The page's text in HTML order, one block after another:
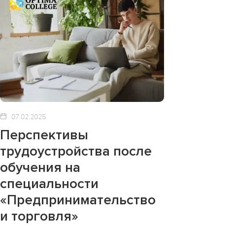
07.02.2025
Перспективы
трудоустройства после
обучения на
специальности
«Предпринимательство
и торговля»